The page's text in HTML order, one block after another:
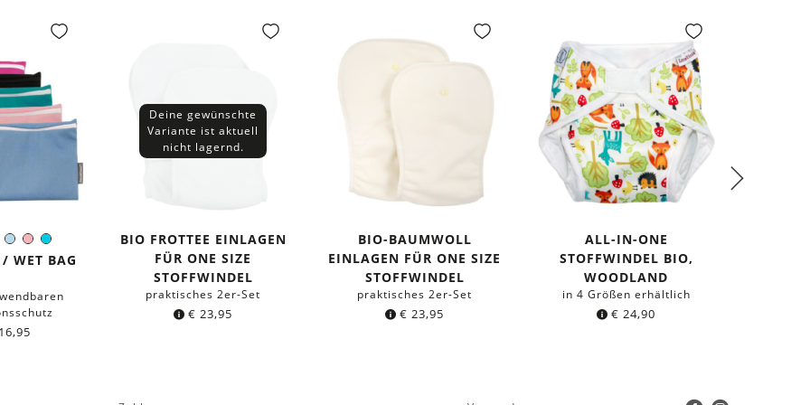
Hellblau
RosaTürkis
WET BAG
Deine gewünschte
Variante ist aktuell
nicht lagernd.
BIO FROTTEE EINLAGEN
FÜR ONE SIZE
STOFFWINDEL
praktisches 2er-Set
€ 23,95
BIO-BAUMWOLL
EINLAGEN FÜR ONE SIZE
STOFFWINDEL
praktisches 2er-Set
€ 23,95
ALL-IN-ONE
STOFFWINDEL BIO,
WOODLAND
in 4 Größen erhältlich
€ 24,90